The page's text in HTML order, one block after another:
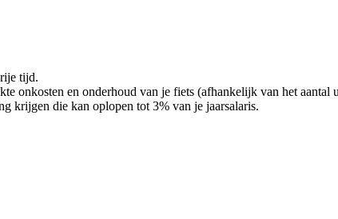
tijd.
onkosten en onderhoud van je fiets (afhankelijk van het aantal
krijgen die kan oplopen tot 3% van je jaarsalaris.